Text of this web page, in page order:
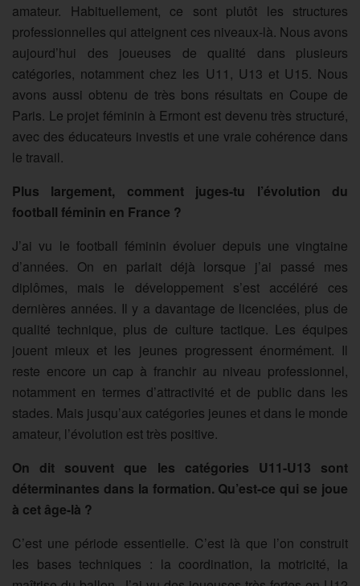
amateur. Habituellement, ce sont plutôt les structures
professionnelles qui atteignent ces niveaux-là. Nous avons
aujourd’hui des joueuses de qualité dans plusieurs
catégories, notamment chez les U11, U13 et U15. Nous
avons aussi obtenu de très bons résultats en Coupe de
Paris. Le projet féminin à Ermont est devenu très structuré,
avec des éducateurs investis et une vraie cohérence dans
le travail.
Plus largement, comment juges-tu l’évolution du
football féminin en France ?
J’ai vu le football féminin évoluer depuis une vingtaine
d’années. On en parlait déjà lorsque j’ai passé mes
diplômes, mais le développement s’est accéléré ces
dernières années. Il y a davantage de licenciées, plus de
qualité technique, plus de culture tactique. Les équipes
jouent mieux et les jeunes progressent énormément. Il
reste encore un cap à franchir au niveau professionnel,
notamment en termes d’attractivité et de public dans les
stades. Mais jusqu’aux catégories jeunes et dans le monde
amateur, l’évolution est très positive.
On dit souvent que les catégories U11-U13 sont
déterminantes dans la formation. Qu’est-ce qui se joue
à cet âge-là ?
C’est une période essentielle. C’est là que l’on construit
les bases techniques : la coordination, la motricité, la